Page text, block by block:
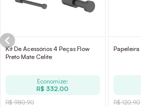
Kit De Acessórios 4 Peças Flow
Preto Mate Celite
Economize:
R$ 332,00
R$ 980,90
Papeleira
R$ 120,90